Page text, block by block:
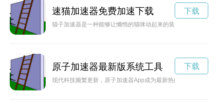
速猫加速器免费加速下载
猫子加速器是一种能够让懒惰的猫咪动起来的装置，通过各种
下载
原子加速器最新版系统工具
现代科技频繁更新，原子加速器App成为最新热门选择，带您领
下载